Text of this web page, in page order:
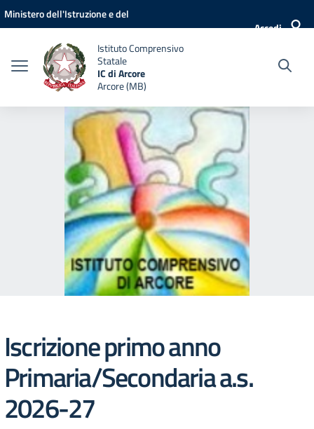
Vai ai contenuti
Vai al menu di navigazione
Vai al footer
Ministero dell'Istruzione e del
Accedi
Istituto Comprensivo
Statale
IC di Arcore
Arcore (MB)
Iscrizione primo anno
Primaria/Secondaria a.s.
2026-27